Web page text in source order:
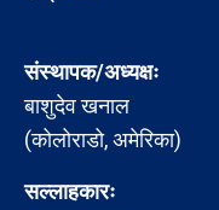
संस्थापक/अध्यक्षः
बाशुदेव खनाल
(कोलोराडो, अमेरिका)
सल्लाहकारः